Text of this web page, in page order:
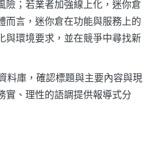
險；若業者加強線上化，迷你倉
而言，迷你倉在功能與服務上的
與環境要求，並在競爭中尋找新
料庫，確認標題與主要內容與現
實、理性的語調提供報導式分